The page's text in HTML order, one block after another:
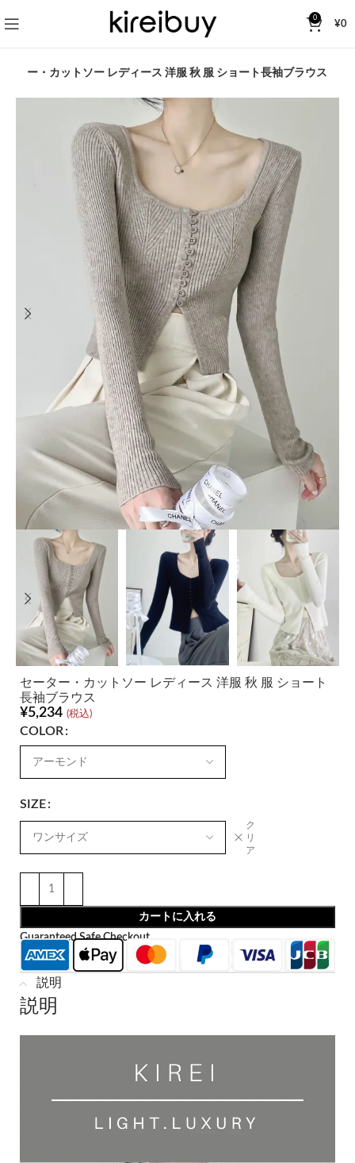
0
¥0
ーター・カットソー レディース 洋服 秋 服 ショート長袖ブラウス
セーター・カットソー レディース 洋服 秋 服 ショート
長袖ブラウス
¥5,234 (税込)
COLOR
SIZE
ク
リ
ア
カートに入れる
Guaranteed Safe Checkout
説明
説明